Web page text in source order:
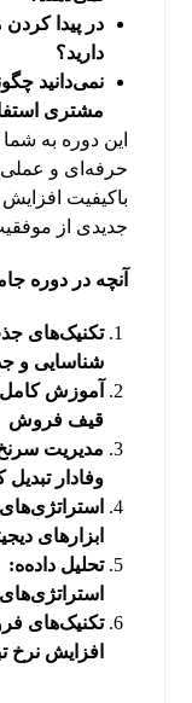
در پیدا
دارید؟
نمی‌دانید
مشتری
این دوره به
حرفه‌ای و
باکیفیت
جدیدی از
آنچه در دوره
تکنیک‌های
شناسایی و
آموزش کامل
قیف فروش
مدیریت
وفادار تبدیل
استراتژی‌های
ابزارهای
تحلیل داده‌ه:
تکنیک‌های
افزایش نرخ